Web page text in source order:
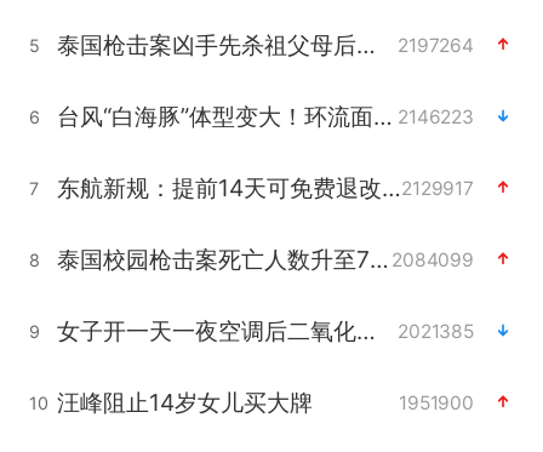
5 泰国枪击案凶手先杀祖父母后行凶 2197264
6 台风“白海豚”体型变大！环流面积接近13个浙江那么大 2146223
7 东航新规：提前14天可免费退改签2129917
8 泰国校园枪击案死亡人数升至7人 2084099
9 女子开一天一夜空调后二氧化碳中毒 2021385
10 汪峰阻止14岁女儿买大牌 1951900